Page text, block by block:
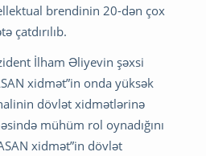
brendinin 20-dən çox
çatdırılıb.
İlham Əliyevin şəxsi
xidmət”in onda yüksək
dövlət xidmətlərinə
mühüm rol oynadığını
xidmət”in dövlət